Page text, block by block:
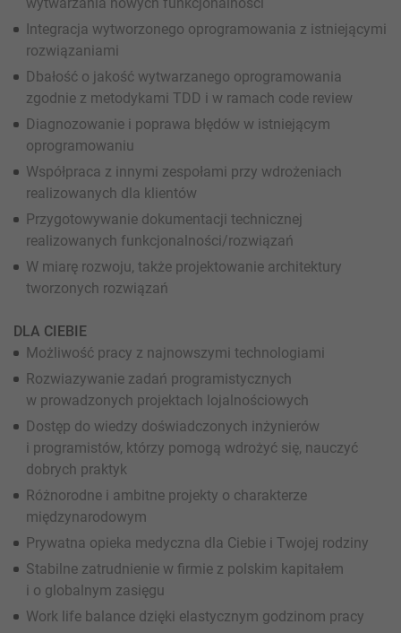
Integracja wytworzonego oprogramowania z istniejącymi
rozwiązaniami
Dbałość o jakość wytwarzanego oprogramowania
zgodnie z metodykami TDD i w ramach code review
Diagnozowanie i poprawa błędów w istniejącym
oprogramowaniu
Współpraca z innymi zespołami przy wdrożeniach
realizowanych dla klientów
Przygotowywanie dokumentacji technicznej
realizowanych funkcjonalności/rozwiązań
W miarę rozwoju, także projektowanie architektury
tworzonych rozwiązań
DLA CIEBIE
Możliwość pracy z najnowszymi technologiami
Rozwiazywanie zadań programistycznych
w prowadzonych projektach lojalnościowych
Dostęp do wiedzy doświadczonych inżynierów
i programistów, którzy pomogą wdrożyć się, nauczyć
dobrych praktyk
Różnorodne i ambitne projekty o charakterze
międzynarodowym
Prywatna opieka medyczna dla Ciebie i Twojej rodziny
Stabilne zatrudnienie w firmie z polskim kapitałem
i o globalnym zasięgu
Work life balance dzięki elastycznym godzinom pracy